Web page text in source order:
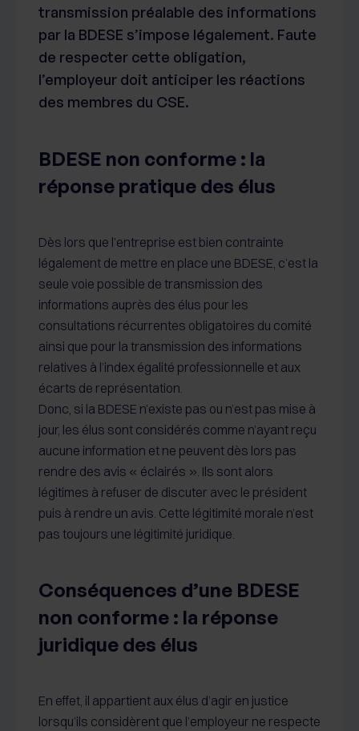
transmission préalable des informations
par la BDESE s’impose légalement. Faute
de respecter cette obligation,
l’employeur doit anticiper les réactions
des membres du CSE.
BDESE non conforme : la
réponse pratique des élus
Dès lors que l’entreprise est bien contrainte
légalement de mettre en place une BDESE, c’est la
seule voie possible de transmission des
informations auprès des élus pour les
consultations récurrentes obligatoires du comité
ainsi que pour la transmission des informations
relatives à l’index égalité professionnelle et aux
écarts de représentation.
Donc, si la BDESE n’existe pas ou n’est pas mise à
jour, les élus sont considérés comme n’ayant reçu
aucune information et ne peuvent dès lors pas
rendre des avis « éclairés ». Ils sont alors
légitimes à refuser de discuter avec le président
puis à rendre un avis. Cette légitimité morale n’est
pas toujours une légitimité juridique.
Conséquences d’une BDESE
non conforme : la réponse
juridique des élus
En effet, il appartient aux élus d’agir en justice
lorsqu’ils considèrent que l’employeur ne respecte